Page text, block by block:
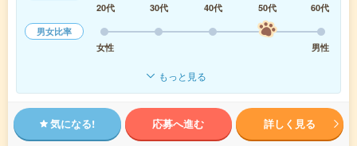
20代
30代 40代 50代
60代
男女比率
女性
男性
もっと見る
気になる! 応募へ進む 詳しく見る